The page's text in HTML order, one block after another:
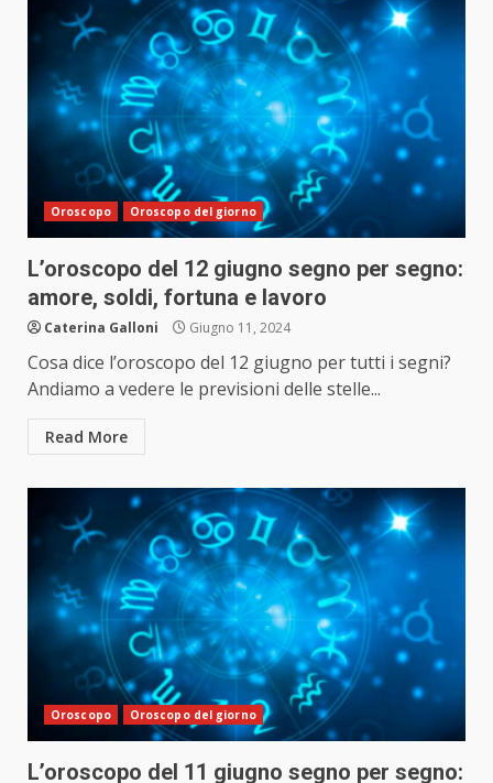
Oroscopo Oroscopo del giorno
L’oroscopo del 12 giugno segno per segno:
amore, soldi, fortuna e lavoro
Caterina Galloni Giugno 11, 2024
Cosa dice l’oroscopo del 12 giugno per tutti i segni?
Andiamo a vedere le previsioni delle stelle...
Read More
Oroscopo Oroscopo del giorno
L’oroscopo del 11 giugno segno per segno: